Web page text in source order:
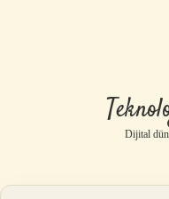
Dijital